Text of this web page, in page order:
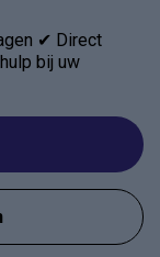
✔ Direct
bij uw